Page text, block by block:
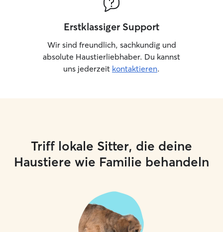
Erstklassiger Support
Wir sind freundlich, sachkundig und
absolute Haustierliebhaber. Du kannst
uns jederzeit kontaktieren.
Triff lokale Sitter, die deine
Haustiere wie Familie behandeln